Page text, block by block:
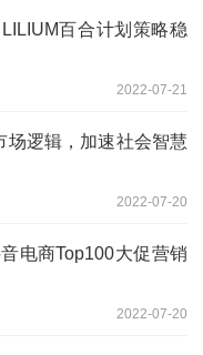
百合计划策略稳
2022-07-21
场逻辑，加速社会智慧
2022-07-20
电商Top100大促营销
2022-07-20